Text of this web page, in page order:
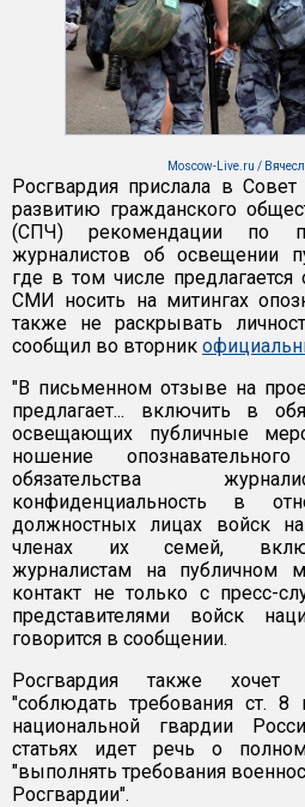
Moscow-Live.ru /
Росгвардия прислала в
развитию гражданского
(СПЧ) рекомендации по
журналистов об освещении
где в том числе предлагается
СМИ носить на митингах
также не раскрывать
сообщил во вторник
"В письменном отзыве на
предлагает... включить в
освещающих публичные
ношение
обязательства
конфиденциальность в
должностных лицах войск
членах их семей,
журналистам на публичном
контакт не только с пресс-
представителями войск
говорится в сообщении.
Росгвардия также хочет
"соблюдать требования ст.
национальной гвардии
статьях идет речь о
"выполнять требования
Росгвардии".